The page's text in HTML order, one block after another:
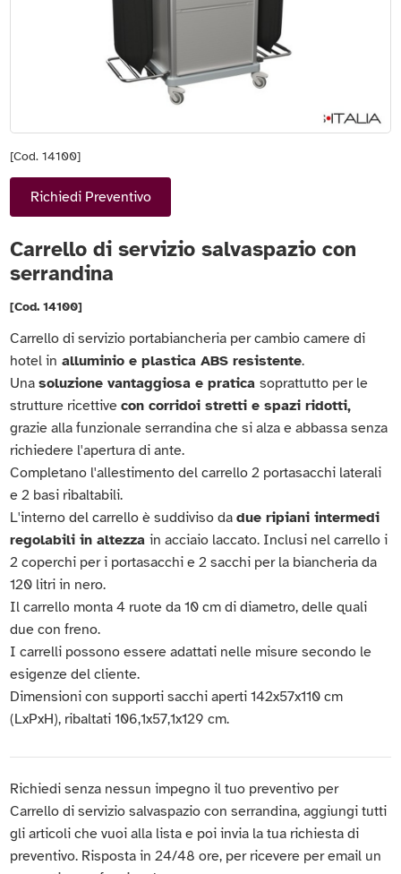
[Cod. 14100]
Richiedi Preventivo
Carrello di servizio salvaspazio con
serrandina
[Cod. 14100]
Carrello di servizio portabiancheria per cambio camere di
hotel in alluminio e plastica ABS resistente.
Unasoluzione vantaggiosa e praticasoprattutto per le
strutture ricettivecon corridoi stretti e spazi ridotti,
grazie alla funzionale serrandina che si alza e abbassa senza
richiedere l'apertura di ante.
Completano l'allestimento del carrello 2 portasacchi laterali
e 2 basi ribaltabili.
L'interno del carrello è suddiviso dadue ripiani intermedi
regolabili in altezzain acciaio laccato. Inclusi nel carrello i
2 coperchi per i portasacchi e 2 sacchi per la biancheria da
120 litri in nero.
Il carrello monta 4 ruote da 10 cm di diametro, delle quali
due con freno.
I carrelli possono essere adattati nelle misure secondo le
esigenze del cliente.
Dimensioni con supporti sacchi aperti 142x57x110 cm
(LxPxH), ribaltati 106,1x57,1x129 cm.
Richiedi senza nessun impegno il tuo preventivo per
Carrello di servizio salvaspazio con serrandina, aggiungi tutti
gli articoli che vuoi alla lista e poi invia la tua richiesta di
preventivo. Risposta in 24/48 ore, per ricevere per email un